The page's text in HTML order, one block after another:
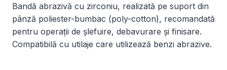
prețuri:
72,00 lei
până
Bandă abrazivă cu zirconiu, realizată pe suport din
pânză poliester-bumbac (poly-cotton), recomandată
pentru operații de șlefuire, debavurare și finisare.
Compatibilă cu utilaje care utilizează benzi abrazive.